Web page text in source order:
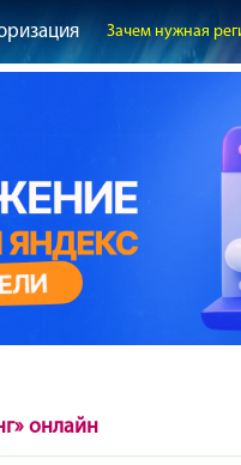
Зачем нужная
онлайн